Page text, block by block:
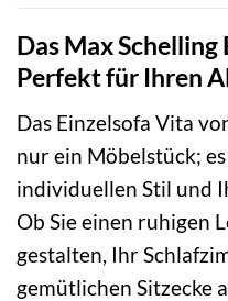
Das Max
Perfekt für Ihren
Das Einzelsofa Vita
nur ein Möbelstück;
individuellen Stil und
Ob Sie einen ruhigen
gestalten, Ihr
gemütlichen Sitzecke